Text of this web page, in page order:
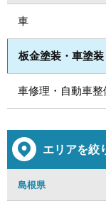
車
板金塗装・車塗装
車修理・自動車整
エリアを絞
島根県